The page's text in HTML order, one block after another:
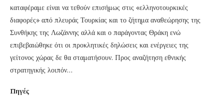
καταφέραμε είναι να τεθούν επισήμως στις «ελληνοτουρκικές
διαφορές» από πλευράς Τουρκίας και το ζήτημα αναθεώρησης της
Συνθήκης της Λωζάννης αλλά και ο παράγοντας Θράκη ενώ
επιβεβαιώθηκε ότι οι προκλητικές δηλώσεις και ενέργειες της
γείτονος χώρας δε θα σταματήσουν. Προς αναζήτηση εθνικής
στρατηγικής λοιπόν…
Πηγές